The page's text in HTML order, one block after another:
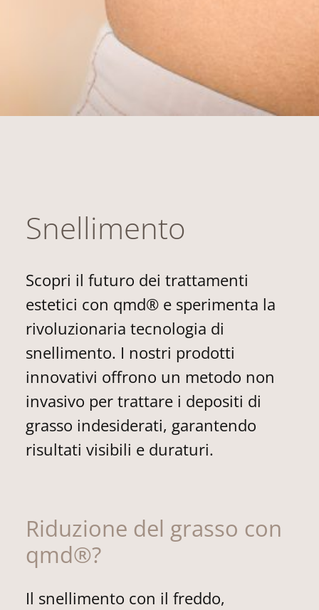
Snellimento
Scopri il futuro dei trattamenti
estetici con qmd® e sperimenta la
rivoluzionaria tecnologia di
snellimento. I nostri prodotti
innovativi offrono un metodo non
invasivo per trattare i depositi di
grasso indesiderati, garantendo
risultati visibili e duraturi.
Riduzione del grasso con
qmd®?
Il snellimento con il freddo,